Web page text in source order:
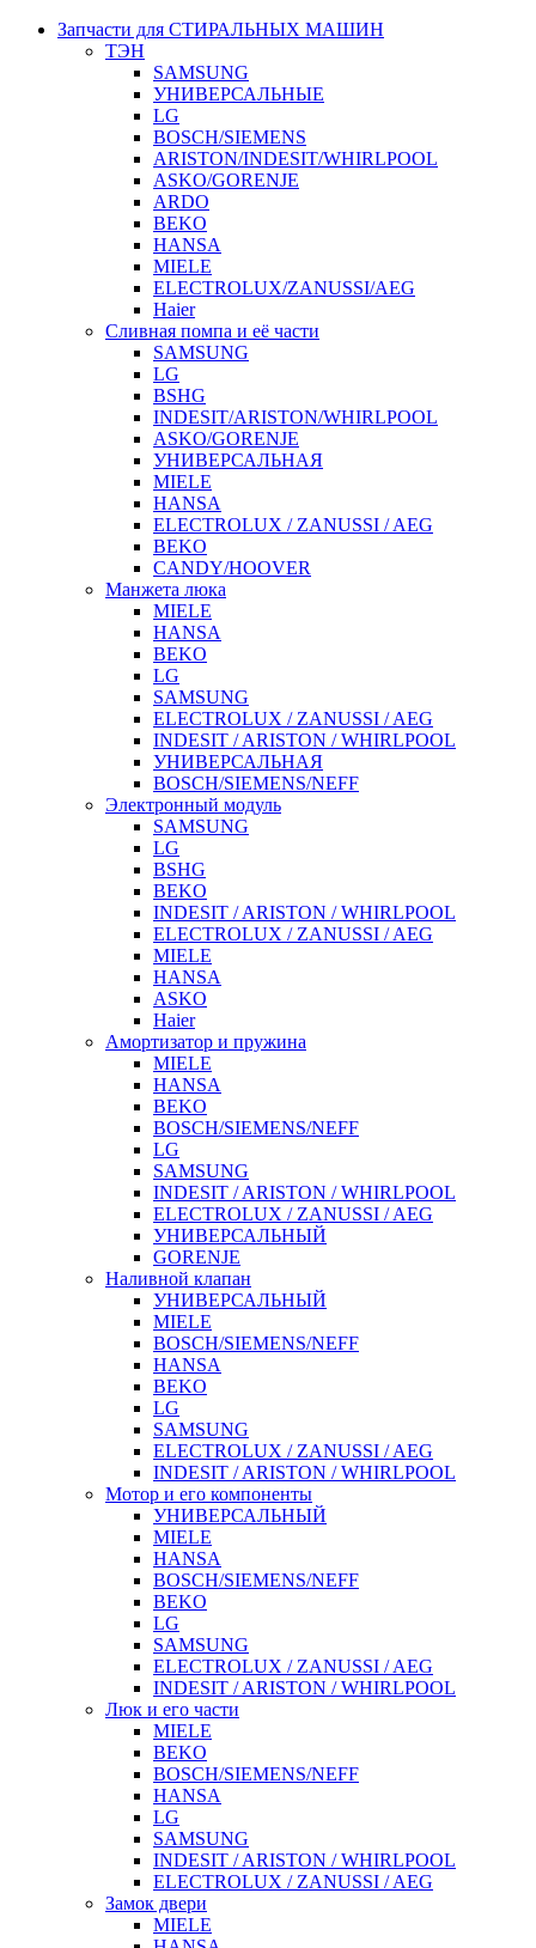
Запчасти для СТИРАЛЬНЫХ МАШИН
ТЭН
SAMSUNG
УНИВЕРСАЛЬНЫЕ
LG
BOSCH/SIEMENS
ARISTON/INDESIT/WHIRLPOOL
ASKO/GORENJE
ARDO
BEKO
HANSA
MIELE
ELECTROLUX/ZANUSSI/AEG
Haier
Сливная помпа и её части
SAMSUNG
LG
BSHG
INDESIT/ARISTON/WHIRLPOOL
ASKO/GORENJE
УНИВЕРСАЛЬНАЯ
MIELE
HANSA
ELECTROLUX / ZANUSSI / AEG
BEKO
CANDY/HOOVER
Манжета люка
MIELE
HANSA
BEKO
LG
SAMSUNG
ELECTROLUX / ZANUSSI / AEG
INDESIT / ARISTON / WHIRLPOOL
УНИВЕРСАЛЬНАЯ
BOSCH/SIEMENS/NEFF
Электронный модуль
SAMSUNG
LG
BSHG
BEKO
INDESIT / ARISTON / WHIRLPOOL
ELECTROLUX / ZANUSSI / AEG
MIELE
HANSA
ASKO
Haier
Амортизатор и пружина
MIELE
HANSA
BEKO
BOSCH/SIEMENS/NEFF
LG
SAMSUNG
INDESIT / ARISTON / WHIRLPOOL
ELECTROLUX / ZANUSSI / AEG
УНИВЕРСАЛЬНЫЙ
GORENJE
Наливной клапан
УНИВЕРСАЛЬНЫЙ
MIELE
BOSCH/SIEMENS/NEFF
HANSA
BEKO
LG
SAMSUNG
ELECTROLUX / ZANUSSI / AEG
INDESIT / ARISTON / WHIRLPOOL
Мотор и его компоненты
УНИВЕРСАЛЬНЫЙ
MIELE
HANSA
BOSCH/SIEMENS/NEFF
BEKO
LG
SAMSUNG
ELECTROLUX / ZANUSSI / AEG
INDESIT / ARISTON / WHIRLPOOL
Люк и его части
MIELE
BEKO
BOSCH/SIEMENS/NEFF
HANSA
LG
SAMSUNG
INDESIT / ARISTON / WHIRLPOOL
ELECTROLUX / ZANUSSI / AEG
Замок двери
MIELE